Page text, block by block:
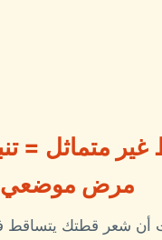
متماثل =
مرض موضعي
أن شعر قطتك يتساقط